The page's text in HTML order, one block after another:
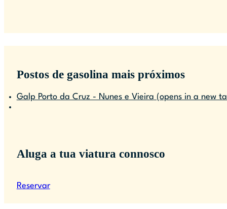
Postos de gasolina mais próximos
Galp Porto da Cruz - Nunes e Vieira (opens in a new
Aluga a tua viatura connosco
Reservar